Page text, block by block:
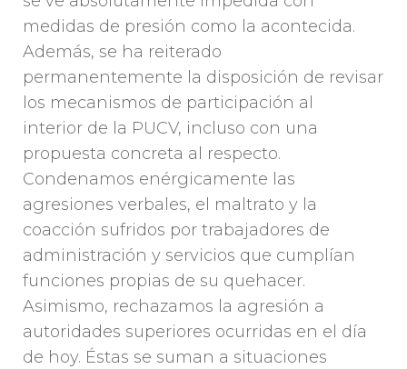
medidas de presión como la acontecida.
Además, se ha reiterado
permanentemente la disposición de revisar
los mecanismos de participación al
interior de la PUCV, incluso con una
propuesta concreta al respecto.
Condenamos enérgicamente las
agresiones verbales, el maltrato y la
coacción sufridos por trabajadores de
administración y servicios que cumplían
funciones propias de su quehacer.
Asimismo, rechazamos la agresión a
autoridades superiores ocurridas en el día
de hoy. Éstas se suman a situaciones